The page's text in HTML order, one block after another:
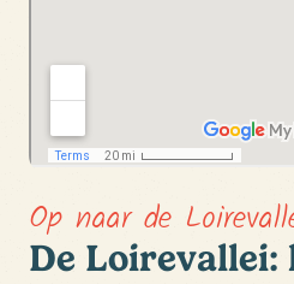
Op naar de
De Loirevallei: